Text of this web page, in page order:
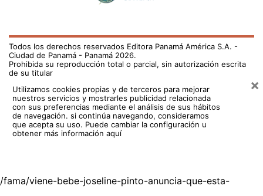
Todos los derechos reservados Editora Panamá América S.A. -
Ciudad de Panamá - Panamá 2026.
Prohibida su reproducción total o parcial, sin autorización escrita
de su titular
Utilizamos cookies propias y de terceros para mejorar
nuestros servicios y mostrarles publicidad relacionada
con sus preferencias mediante el análisis de sus hábitos
de navegación. si continúa navegando, consideramos
que acepta su uso. Puede cambiar la configuración u
obtener más información aquí
×
/fama/viene-bebe-joseline-pinto-anuncia-que-esta-